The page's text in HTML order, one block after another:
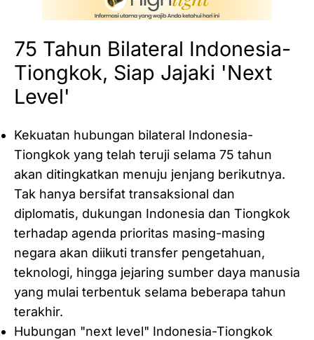
75 Tahun Bilateral Indonesia-
Tiongkok, Siap Jajaki 'Next
Level'
Kekuatan hubungan bilateral Indonesia-
Tiongkok yang telah teruji selama 75 tahun
akan ditingkatkan menuju jenjang berikutnya.
Tak hanya bersifat transaksional dan
diplomatis, dukungan Indonesia dan Tiongkok
terhadap agenda prioritas masing-masing
negara akan diikuti transfer pengetahuan,
teknologi, hingga jejaring sumber daya manusia
yang mulai terbentuk selama beberapa tahun
terakhir.
Hubungan "next level" Indonesia-Tiongkok